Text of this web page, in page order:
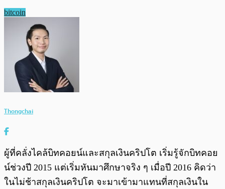
bitcoin
Thongchai
ผู้ที่คลั่งไคล้บิทคอยน์และสกุลเงินคริปโต เริ่มรู้จักบิทคอย
น์ช่วงปี 2015 แต่เริ่มหันมาศึกษาจริง ๆ เมื่อปี 2016 คิดว่า
ในไม่ช้าสกุลเงินคริปโต จะมาเข้ามาแทนที่สกุลเงินใน